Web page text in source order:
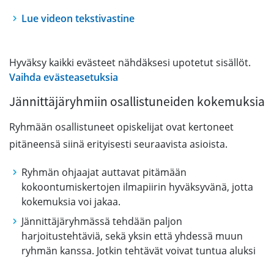
Lue videon tekstivastine
Hyväksy kaikki evästeet nähdäksesi upotetut sisällöt.
Vaihda evästeasetuksia
Jännittäjäryhmiin osallistuneiden kokemuksia
Ryhmään osallistuneet opiskelijat ovat kertoneet
pitäneensä siinä erityisesti seuraavista asioista.
Ryhmän ohjaajat auttavat pitämään
kokoontumiskertojen ilmapiirin hyväksyvänä, jotta
kokemuksia voi jakaa.
Jännittäjäryhmässä tehdään paljon
harjoitustehtäviä, sekä yksin että yhdessä muun
ryhmän kanssa. Jotkin tehtävät voivat tuntua aluksi